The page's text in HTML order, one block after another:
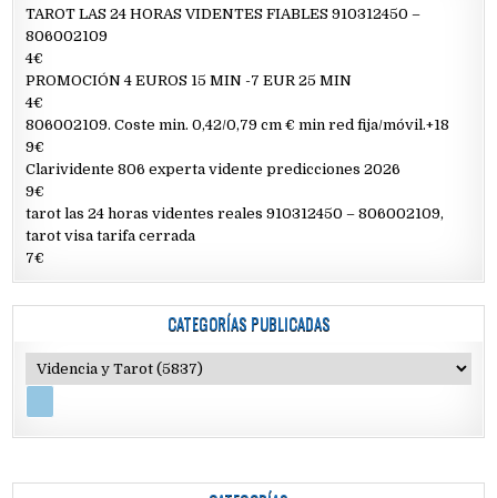
TAROT LAS 24 HORAS VIDENTES FIABLES 910312450 –
806002109
4€
PROMOCIÓN 4 EUROS 15 MIN -7 EUR 25 MIN
4€
806002109. Coste min. 0,42/0,79 cm € min red fija/móvil.+18
9€
Clarividente 806 experta vidente predicciones 2026
9€
tarot las 24 horas videntes reales 910312450 – 806002109,
tarot visa tarifa cerrada
7€
CATEGORÍAS PUBLICADAS